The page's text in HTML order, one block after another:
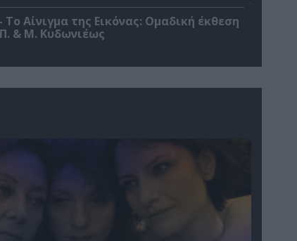
Το Αίνιγμα της Εικόνας: Ομαδική έκθεση
& Μ. Κυδωνιέως